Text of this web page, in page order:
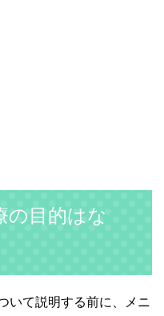
の目的はな
いて説明する前に、メニ